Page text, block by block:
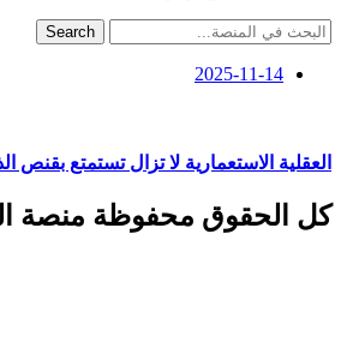
Search
2025-11-14
العقلية الاستعمارية لا تزال تستمتع بقنص
كل الحقوق محفوظة منصة المقال